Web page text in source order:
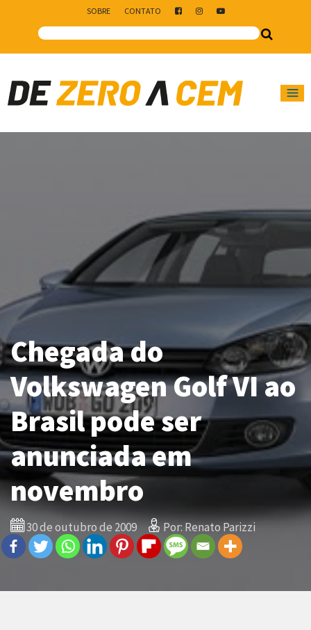
SOBRE CONTATO
Main Navigation
Chegada do
Volkswagen Golf VI ao
Brasil pode ser
anunciada em
novembro
30 de outubro de 2009 Por: Renato Parizzi